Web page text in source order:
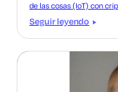
de las cosas (IoT) con
Seguir leyendo